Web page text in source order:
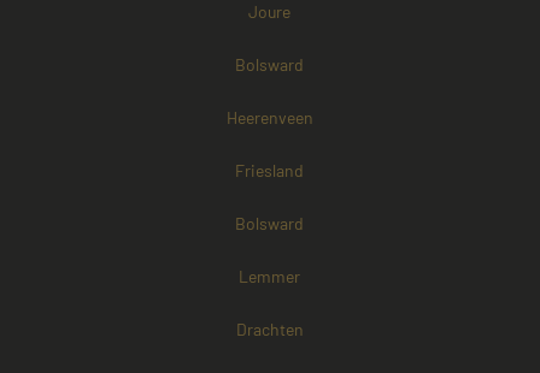
Joure
Bolsward
Heerenveen
Friesland
Bolsward
Lemmer
Drachten